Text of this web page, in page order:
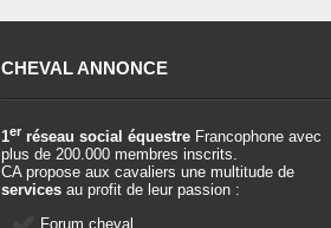
CHEVAL ANNONCE
1er réseau social équestre Francophone avec
plus de 200.000 membres inscrits.
CA propose aux cavaliers une multitude de
services au profit de leur passion :
Forum cheval